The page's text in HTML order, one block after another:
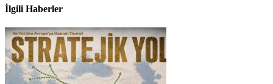
İlgili Haberler